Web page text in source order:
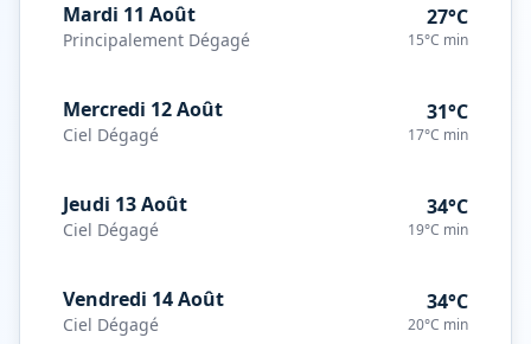
Mardi 11 Août
Principalement Dégagé
27°C
15°C min
Mercredi 12 Août
Ciel Dégagé
31°C
17°C min
Jeudi 13 Août
Ciel Dégagé
34°C
19°C min
Vendredi 14 Août
Ciel Dégagé
34°C
20°C min